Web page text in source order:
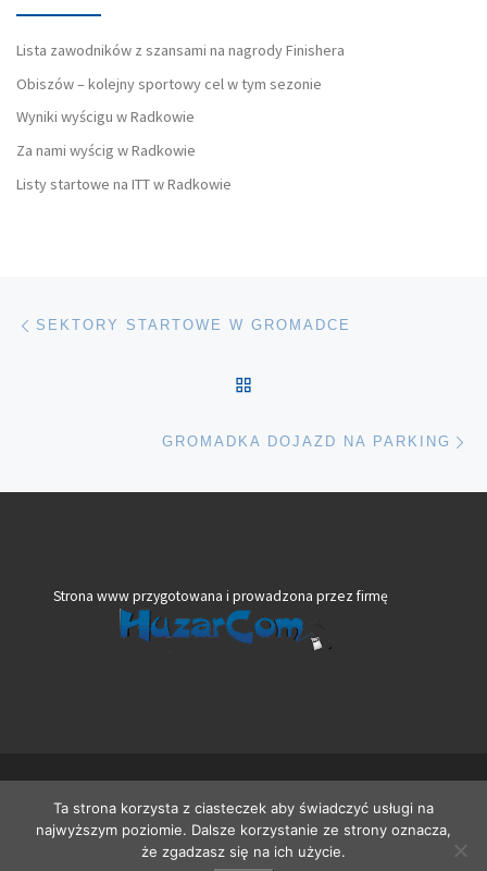
Lista zawodników z szansami na nagrody Finishera
Obiszów – kolejny sportowy cel w tym sezonie
Wyniki wyścigu w Radkowie
Za nami wyścig w Radkowie
Listy startowe na ITT w Radkowie
Nawigacja wpisu
SEKTORY STARTOWE W GROMADCE
GROMADKA DOJAZD NA PARKING
Strona www przygotowana i prowadzona przez firmę
Oparte naWP – Zaprojektowano z Motyw Customizr
Ta strona korzysta z ciasteczek aby świadczyć usługi na
najwyższym poziomie. Dalsze korzystanie ze strony oznacza,
że zgadzasz się na ich użycie.